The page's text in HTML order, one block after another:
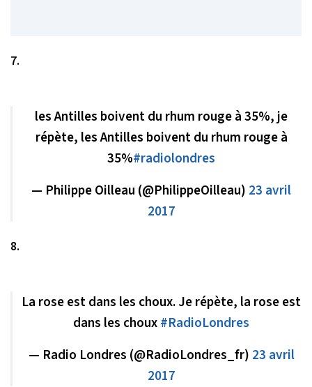
7.
les Antilles boivent du rhum rouge à 35%, je
répète, les Antilles boivent du rhum rouge à
35%#radiolondres
— Philippe Oilleau (@PhilippeOilleau) 23 avril
2017
8.
La rose est dans les choux. Je répète, la rose est
dans les choux#RadioLondres
— Radio Londres (@RadioLondres_fr) 23 avril
2017